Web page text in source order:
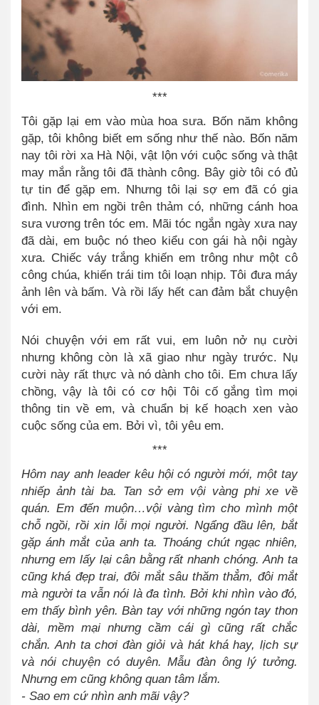
***
Tôi gặp lại em vào mùa hoa sưa. Bốn năm không
gặp, tôi không biết em sống như thế nào. Bốn năm
nay tôi rời xa Hà Nội, vật lộn với cuộc sống và thật
may mắn rằng tôi đã thành công. Bây giờ tôi có đủ
tự tin để gặp em. Nhưng tôi lại sợ em đã có gia
đình. Nhìn em ngồi trên thảm có, những cánh hoa
sưa vương trên tóc em. Mãi tóc ngắn ngày xưa nay
đã dài, em buộc nó theo kiểu con gái hà nội ngày
xưa. Chiếc váy trắng khiến em trông như một cô
công chúa, khiến trái tim tôi loạn nhịp. Tôi đưa máy
ảnh lên và bấm. Và rồi lấy hết can đảm bắt chuyện
với em.
Nói chuyện với em rất vui, em luôn nở nụ cười
nhưng không còn là xã giao như ngày trước. Nụ
cười này rất thực và nó dành cho tôi. Em chưa lấy
chồng, vậy là tôi có cơ hội Tôi cố gắng tìm mọi
thông tin về em, và chuẩn bị kế hoạch xen vào
cuộc sống của em. Bởi vì, tôi yêu em.
***
Hôm nay anh leader kêu hội có người mới, một tay
nhiếp ảnh tài ba. Tan sở em vội vàng phi xe về
quán. Em đến muộn…vội vàng tìm cho mình một
chỗ ngồi, rồi xin lỗi mọi người. Ngẩng đầu lên, bắt
gặp ánh mắt của anh ta. Thoáng chút ngạc nhiên,
nhưng em lấy lại cân bằng rất nhanh chóng. Anh ta
cũng khá đẹp trai, đôi mắt sâu thăm thẳm, đôi mắt
mà người ta vẫn nói là đa tình. Bởi khi nhìn vào đó,
em thấy bình yên. Bàn tay với những ngón tay thon
dài, mềm mại nhưng cầm cái gì cũng rất chắc
chắn. Anh ta chơi đàn giỏi và hát khá hay, lịch sự
và nói chuyện có duyên. Mẫu đàn ông lý tưởng.
Nhưng em cũng không quan tâm lắm.
- Sao em cứ nhìn anh mãi vậy?